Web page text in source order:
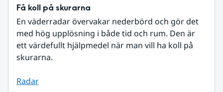
Få koll på skurarna
En väderradar övervakar nederbörd och gör det
med hög upplösning i både tid och rum. Den är
ett värdefullt hjälpmedel när man vill ha koll på
skurarna.
Radar